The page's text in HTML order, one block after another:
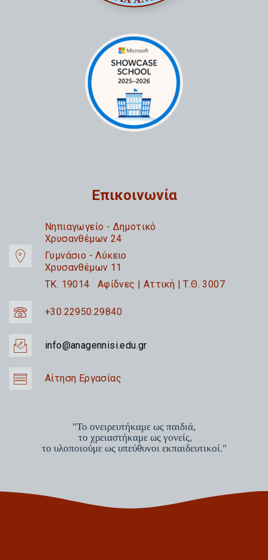
Επικοινωνία
Nηπιαγωγείο - Δημοτικό
Χρυσανθέμων 24
Γυμνάσιο - Λύκειο
Χρυσανθέμων 11
TK. 19014 Αφίδνες | Αττική | Τ.Θ. 3007
+30.22950.29840
info@anagennisi.edu.gr
Αίτηση Εργασίας
"Το ονειρευτήκαμε ως παιδιά,
το χρειαστήκαμε ως γονείς,
το υλοποιούμε ως υπεύθυνοι εκπαιδευτικοί."